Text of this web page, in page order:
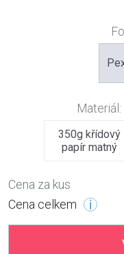
Materiál:
350g křídový
papír matný
Cena za kus
Cena celkem